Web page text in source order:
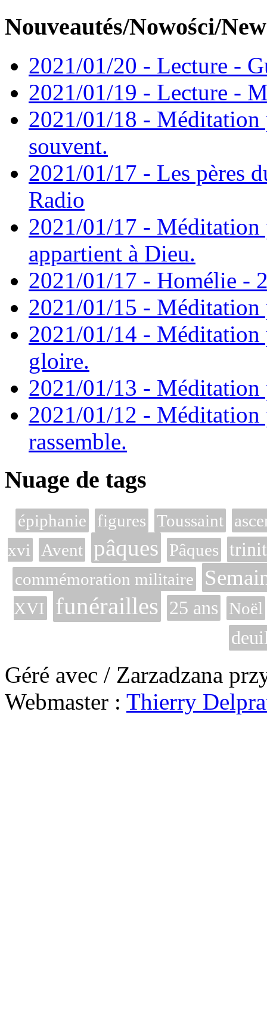
Nouveautés/Nowości/
2021/01/20 - Lecture -
2021/01/19 - Lecture -
2021/01/18 - Méditation
souvent.
2021/01/17 - Les pères
Radio
2021/01/17 - Méditation
appartient à Dieu.
2021/01/17 - Homélie -
2021/01/15 - Méditation
2021/01/14 - Méditation
gloire.
2021/01/13 - Méditation
2021/01/12 - Méditation
rassemble.
Nuage de tags
épiphanie figures Toussaint
xvi
Avent pâques Pâques
commémoration militaire
XVI funérailles 25 ans Noël
Géré avec / Zarzadzana
Webmaster : Thierry